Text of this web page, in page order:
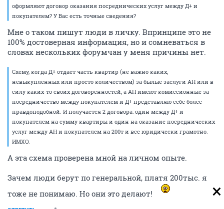
оформляют договор оказания посреднических услуг между Д+ и
покупателем? У Вас есть точные сведения?
Мне о таком пишут люди в личку. Впринципе это не
100% достоверная информация, но и сомневаться в
словах нескольких форумчан у меня причины нет.
Схему, когда Д+ отдает часть квартир (не важно каких,
невыкупленных или просто количеством) за былые заслуги АН или в
силу каких-то своих договоренностей, а АН имеют комиссионные за
посредничество между покупателем и Д+ представляю себе более
правдоподобной. И получается 2 договора: один между Д+ и
покупателем на сумму квартиры и один на оказание посреднических
услуг между АН и покупателем на 200т и все юридически грамотно.
ИМХО.
А эта схема проверена мной на личном опыте.
Зачем люди берут по генеральной, платя 200тыс. я
тоже не понимаю. Но они это делают!